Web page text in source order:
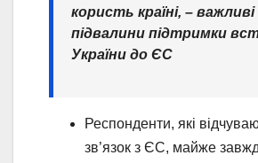
користь країні, – важливі
підвалини підтримки
України до ЄС
Респонденти, які
зв’язок з ЄС, майже